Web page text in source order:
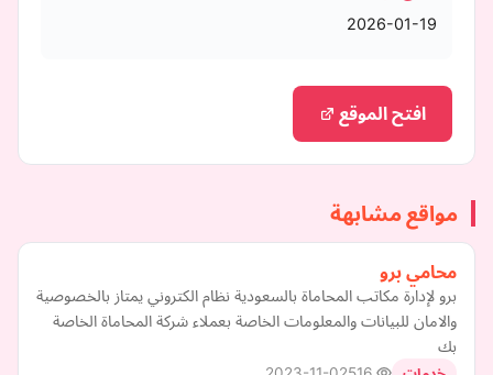
2026-01-19
افتح الموقع
مواقع مشابهة
محامي برو
برو لإدارة مكاتب المحاماة بالسعودية نظام الكتروني يمتاز بالخصوصية
والامان للبيانات والمعلومات الخاصة بعملاء شركة المحاماة الخاصة
بك